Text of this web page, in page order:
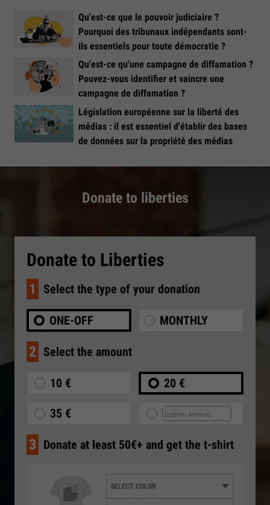
Qu'est-ce que le pouvoir judiciaire ?
Pourquoi des tribunaux indépendants sont-
ils essentiels pour toute démocratie ?
Qu'est-ce qu'une campagne de diffamation ?
Pouvez-vous identifier et vaincre une
campagne de diffamation ?
Législation européenne sur la liberté des
médias : il est essentiel d'établir des bases
de données sur la propriété des médias
Donate to liberties
Donate to Liberties
1 Select the type of your donation
ONE-OFF MONTHLY
2 Select the amount
10 € 20 €
35 €
3 Donate at least 50€+ and get the t-shirt